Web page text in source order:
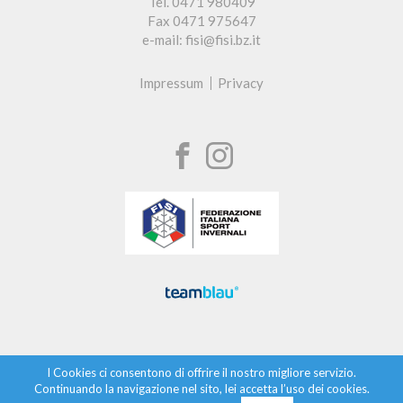
Fax 0471 975647
e-mail: fisi@fisi.bz.it
Impressum Privacy
I Cookies ci consentono di offrire il nostro migliore servizio.
Continuando la navigazione nel sito, lei accetta l’uso dei cookies.